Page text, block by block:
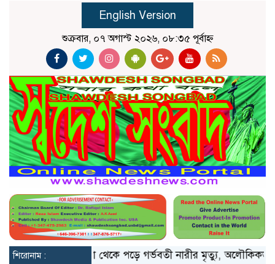
English Version
শুক্রবার, ০৭ অগাস্ট ২০২৬, ০৮:৩৫ পূর্বাহ্ন
শিরোনাম : ১০ তলা থেকে পড়ে গর্ভবতী নারীর মৃত্যু, অলৌকিকভাবে